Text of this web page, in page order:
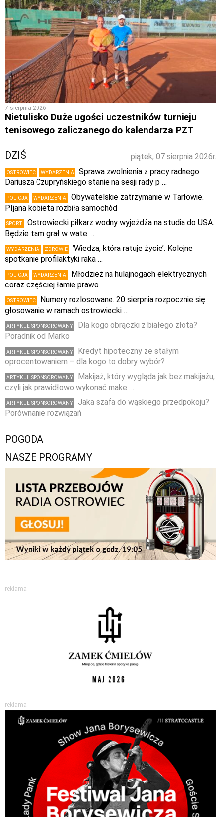
7 sierpnia 2026
Nietulisko Duże ugości uczestników turnieju
tenisowego zaliczanego do kalendarza PZT
piątek, 07 sierpnia 2026r.
DZIŚ
OSTROWIEC WYDARZENIA
Sprawa zwolnienia z pracy radnego
Dariusza Czupryńskiego stanie na sesji rady p …
POLICJA WYDARZENIA
Obywatelskie zatrzymanie w Tarłowie.
PIjana kobieta rozbiła samochód
SPORT
Ostrowiecki piłkarz wodny wyjeżdża na studia do USA.
Będzie tam grał w wate …
WYDARZENIA ZDROWIE
’Wiedza, która ratuje życie’. Kolejne
spotkanie profilaktyki raka …
POLICJA WYDARZENIA
Młodzież na hulajnogach elektrycznych
coraz częściej łamie prawo
OSTROWIEC
Numery rozlosowane. 20 sierpnia rozpocznie się
głosowanie w ramach ostrowiecki …
ARTYKUŁ SPONSOROWANY
Dla kogo obrączki z białego złota?
Poradnik od Marko
ARTYKUŁ SPONSOROWANY
Kredyt hipoteczny ze stałym
oprocentowaniem – dla kogo to dobry wybór?
ARTYKUŁ SPONSOROWANY
Makijaż, który wygląda jak bez makijażu,
czyli jak prawidłowo wykonać make …
ARTYKUŁ SPONSOROWANY
Jaka szafa do wąskiego przedpokoju?
Porównanie rozwiązań
POGODA
NASZE PROGRAMY
reklama
reklama